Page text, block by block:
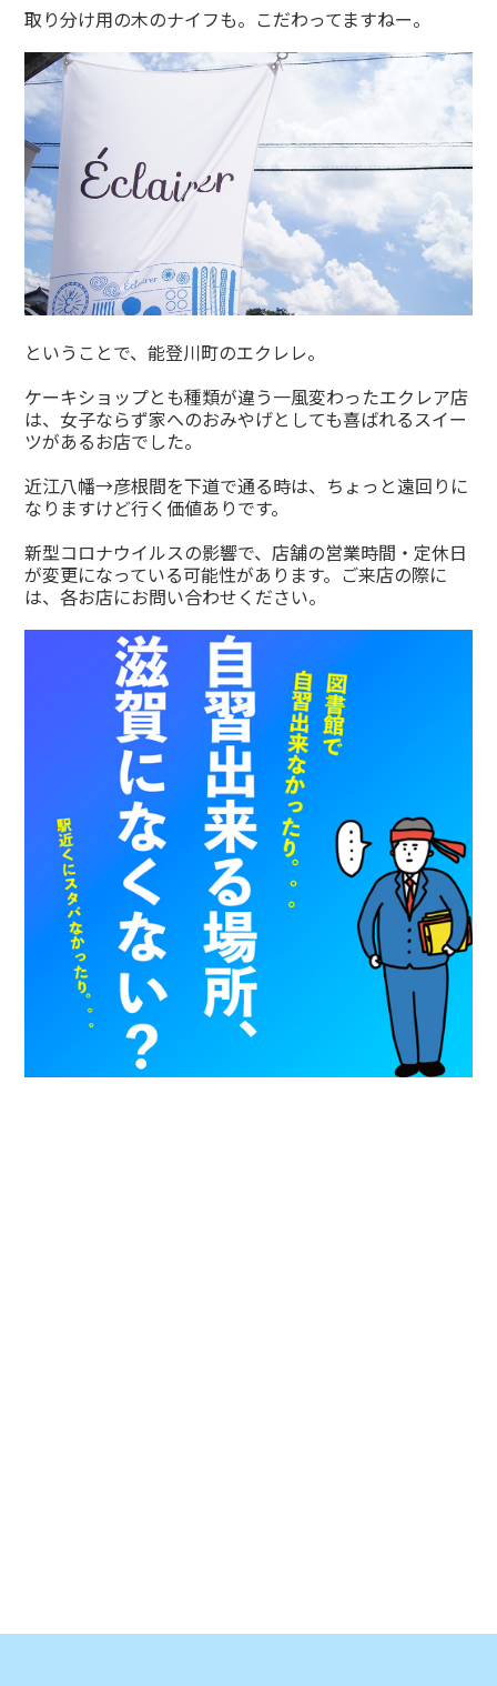
取り分け用の木のナイフも。こだわってますねー。
ということで、能登川町のエクレレ。
ケーキショップとも種類が違う一風変わったエクレア店
は、女子ならず家へのおみやげとしても喜ばれるスイー
ツがあるお店でした。
近江八幡→彦根間を下道で通る時は、ちょっと遠回りに
なりますけど行く価値ありです。
新型コロナウイルスの影響で、店舗の営業時間・定休日
が変更になっている可能性があります。ご来店の際に
は、各お店にお問い合わせください。